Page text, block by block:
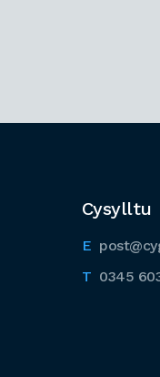
Cysylltu
0345